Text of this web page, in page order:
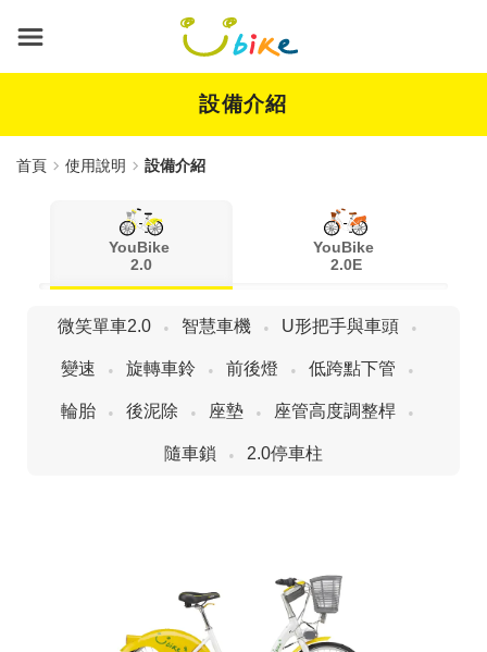
要
設備介紹
首頁 使用說明 設備介紹
YouBike
2.0
YouBike
2.0E
微笑單車2.0 智慧車機 U形把手與車頭
變速 旋轉車鈴 前後燈 低跨點下管
輪胎 後泥除 座墊 座管高度調整桿
隨車鎖 2.0停車柱